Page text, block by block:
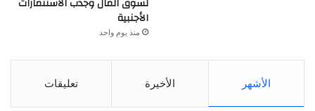
الأجنبية
منذ يوم واحد
الأشهر الأخيرة تعليقات